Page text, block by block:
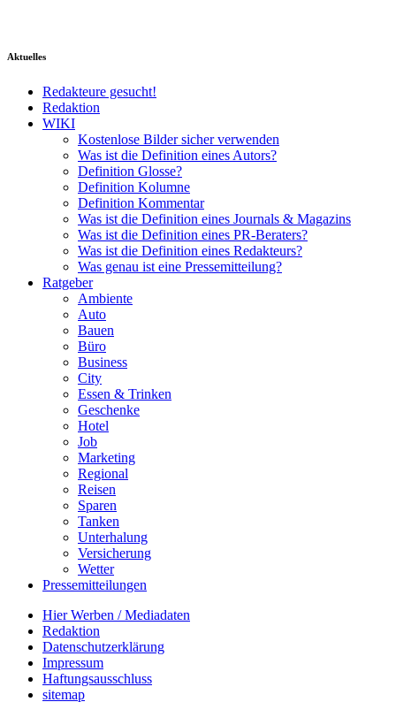
Aktuelles
Redakteure gesucht!
Redaktion
WIKI
Kostenlose Bilder sicher verwenden
Was ist die Definition eines Autors?
Definition Glosse?
Definition Kolumne
Definition Kommentar
Was ist die Definition eines Journals & Magazins
Was ist die Definition eines PR-Beraters?
Was ist die Definition eines Redakteurs?
Was genau ist eine Pressemitteilung?
Ratgeber
Ambiente
Auto
Bauen
Büro
Business
City
Essen & Trinken
Geschenke
Hotel
Job
Marketing
Regional
Reisen
Sparen
Tanken
Unterhalung
Versicherung
Wetter
Pressemitteilungen
Hier Werben / Mediadaten
Redaktion
Datenschutzerklärung
Impressum
Haftungsausschluss
sitemap